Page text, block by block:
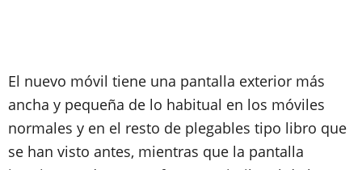
El nuevo móvil tiene una pantalla exterior más
ancha y pequeña de lo habitual en los móviles
normales y en el resto de plegables tipo libro que
se han visto antes, mientras que la pantalla